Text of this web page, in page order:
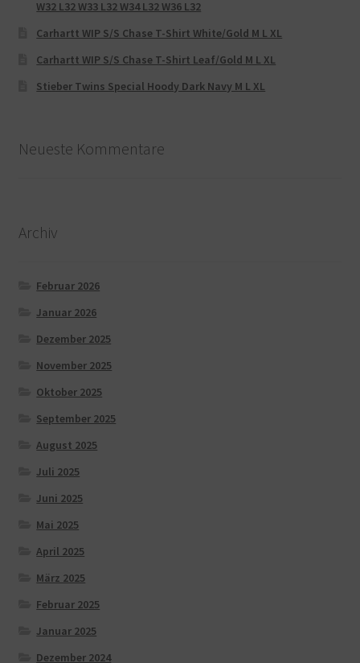
W32 L32 W33 L32 W34 L32 W36 L32
Carhartt WIP S/S Chase T-Shirt White/Gold M L XL
Carhartt WIP S/S Chase T-Shirt Leaf/Gold M L XL
Stieber Twins Special Hoody Dark Navy M L XL
Neueste Kommentare
Archiv
Februar 2026
Januar 2026
Dezember 2025
November 2025
Oktober 2025
September 2025
August 2025
Juli 2025
Juni 2025
Mai 2025
April 2025
März 2025
Februar 2025
Januar 2025
Dezember 2024